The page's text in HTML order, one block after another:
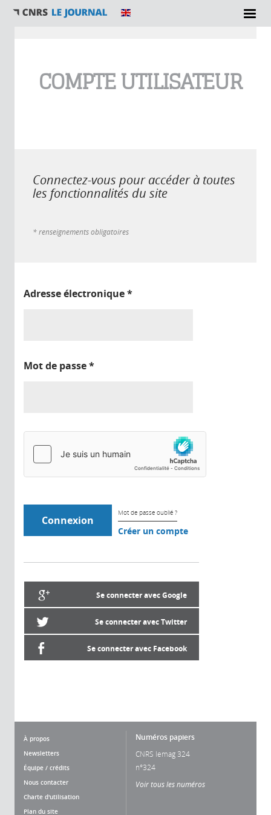
COMPTE UTILISATEUR
Connectez-vous pour accéder à toutes
les fonctionnalités du site
* renseignements obligatoires
Adresse électronique*
Mot de passe*
Mot de passe oublié ?
Créer un compte
Se connecter avec Google
Se connecter avec Twitter
Se connecter avec Facebook
À propos
Newsletters
Équipe / crédits
Nous contacter
Charte d'utilisation
Plan du site
Numéros papiers
CNRS lemag 324
n°324
Voir tous les numéros